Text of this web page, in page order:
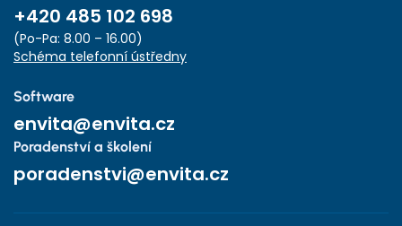
+420 485 102 698
(Po-Pa: 8.00 – 16.00)
Schéma telefonní ústředny
Software
envita@envita.cz
Poradenství a školení
poradenstvi@envita.cz